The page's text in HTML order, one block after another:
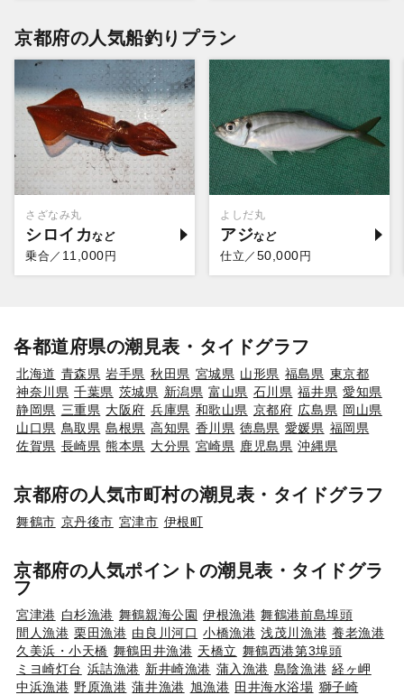
京都府の人気船釣りプラン
さざなみ丸
シロイカ
乗合／ 11,000円
よしだ丸
アジ
仕立／ 50,000円
各都道府県の潮見表・タイドグラフ
北海道 青森県 岩手県 秋田県 宮城県 山形県 福島県 東京都
神奈川県 千葉県 茨城県 新潟県 富山県 石川県 福井県 愛知県
静岡県 三重県 大阪府 兵庫県 和歌山県 京都府 広島県 岡山県
山口県 鳥取県 島根県 高知県 香川県 徳島県 愛媛県 福岡県
佐賀県 長崎県 熊本県 大分県 宮崎県 鹿児島県 沖縄県
京都府の人気市町村の潮見表・タイドグラフ
舞鶴市 京丹後市 宮津市 伊根町
京都府の人気ポイントの潮見表・タイドグラ
フ
宮津港 白杉漁港 舞鶴親海公園 伊根漁港 舞鶴港前島埠頭
間人漁港 栗田漁港 由良川河口 小橋漁港 浅茂川漁港 養老漁港
久美浜・小天橋 舞鶴田井漁港 天橋立 舞鶴西港第3埠頭
ミヨ崎灯台 浜詰漁港 新井崎漁港 蒲入漁港 島陰漁港 経ヶ岬
中浜漁港 野原漁港 蒲井漁港 旭漁港 田井海水浴場 獅子崎